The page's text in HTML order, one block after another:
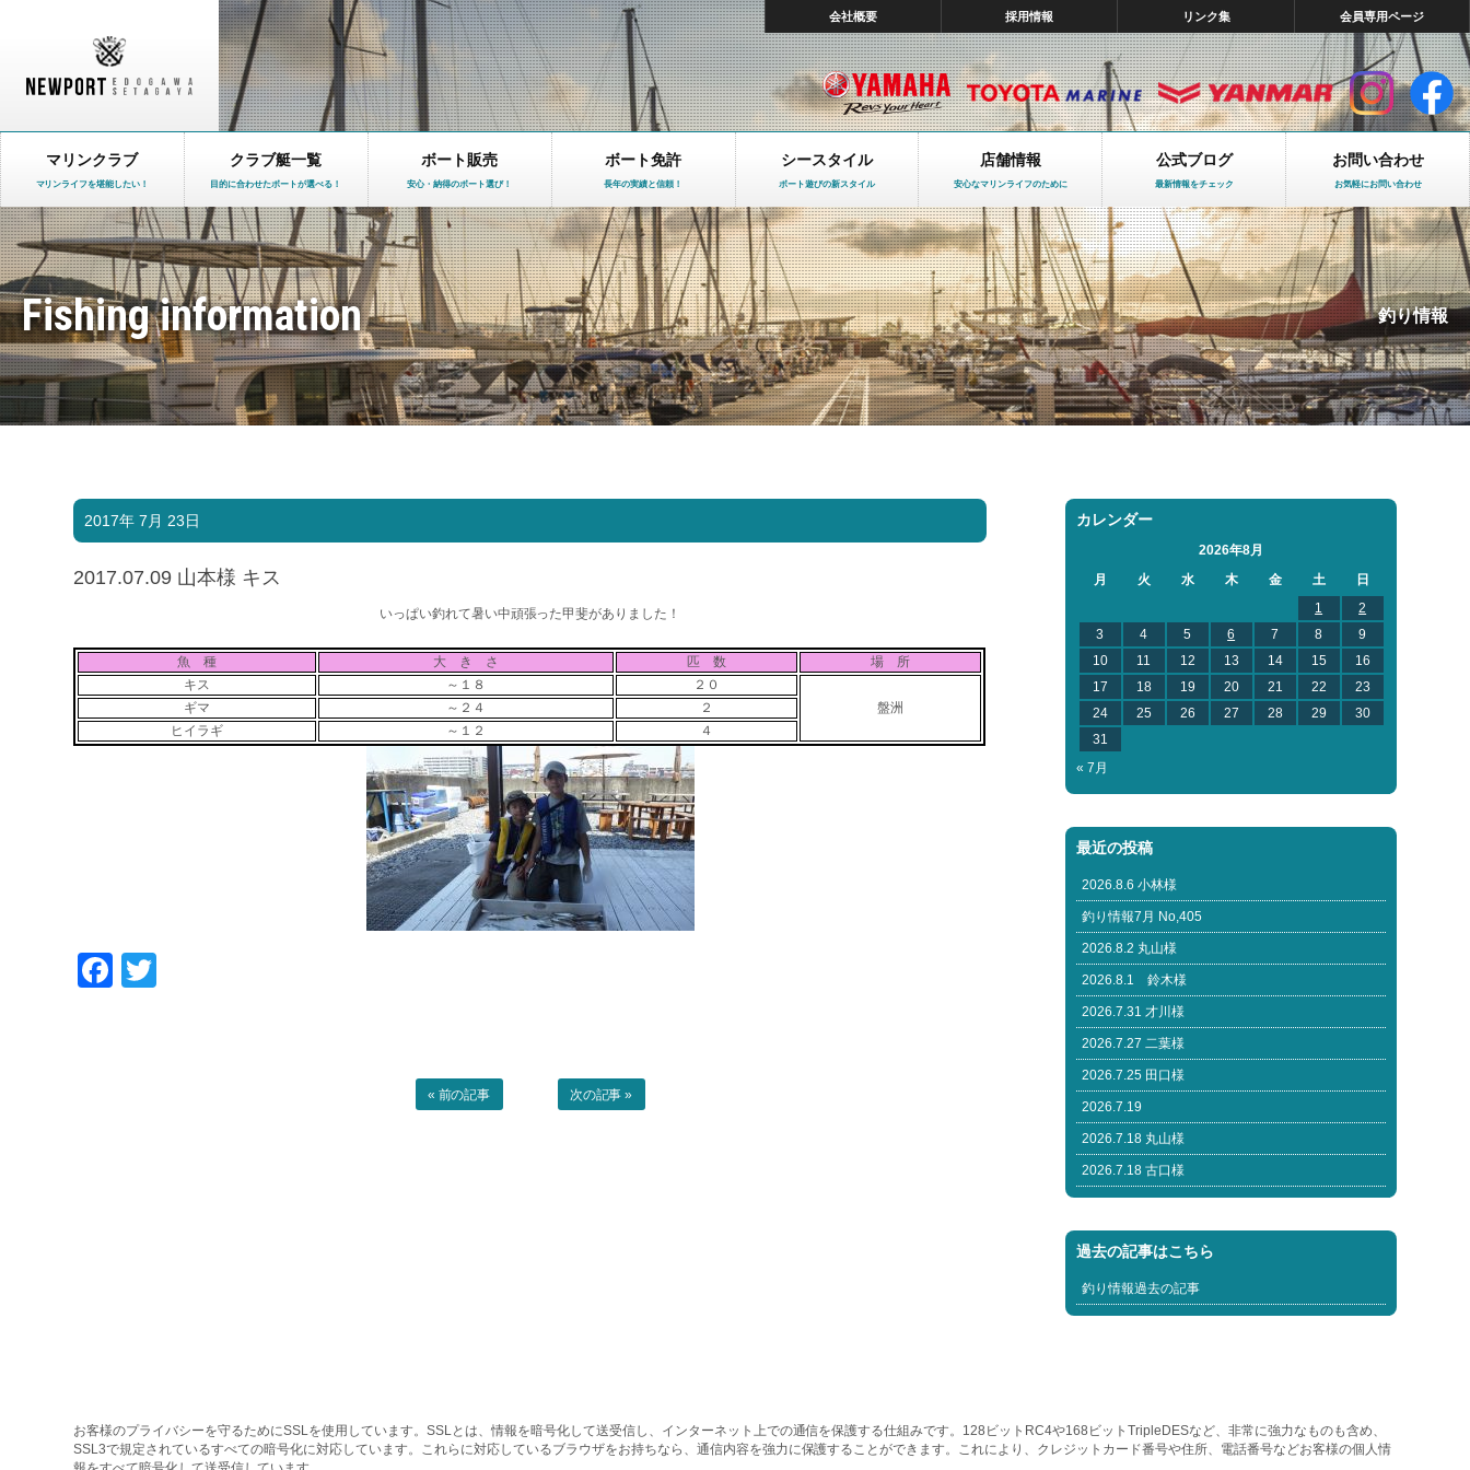
会社概要 採用情報 リンク集 会員専用ページ
マリンクラブ
マリンライフを堪能したい！
クラブ艇一覧
目的に合わせたボートが選べる！
ボート販売
安心・納得のボート選び！
ボート免許
長年の実績と信頼！
シースタイル
ボート遊びの新スタイル
店舗情報
安心なマリンライフのために
公式ブログ
最新情報をチェック
お問い合わせ
お気軽にお問い合わせ
Fishing information 釣り情報
2017年 7月 23日
2017.07.09 山本様 キス
いっぱい釣れて暑い中頑張った甲斐がありました！
魚 種 大 き さ 匹 数
場 所
キス
～１８
２０
盤洲
ギマ ～２４
２
ヒイラギ
～１２ ４
Facebook
« 前の記事 次の記事 »
カレンダー
2026年8月
月
火 水 木 金 土
日
1
2
3
4 5 6 7 8
9
10
11 12 13 14 15
16
17
18 19 20 21 22
23
24
25 26 27 28 29
30
31
« 7月
最近の投稿
2026.8.6 小林様
釣り情報7月 No,405
2026.8.2 丸山様
2026.8.1 鈴木様
2026.7.31 才川様
2026.7.27 二葉様
2026.7.25 田口様
2026.7.19
2026.7.18 丸山様
2026.7.18 古口様
過去の記事はこちら
釣り情報過去の記事
お客様のプライバシーを守るためにSSLを使用しています。SSLとは、情報を暗号化して送受信し、インターネット上での通信を保護する仕組みです。128ビットRC4や168ビットTripleDESなど、非常に強力なものも含め、
SSL3で規定されているすべての暗号化に対応しています。これらに対応しているブラウザをお持ちなら、通信内容を強力に保護することができます。これにより、クレジットカード番号や住所、電話番号などお客様の個人情